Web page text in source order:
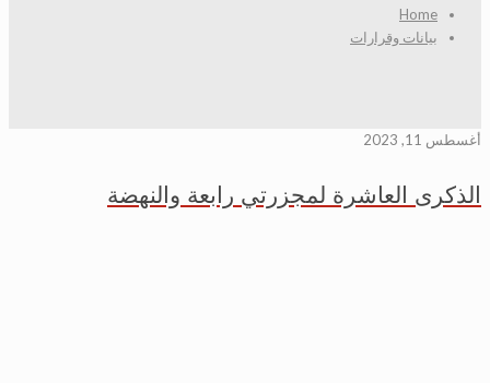
Home
بيانات وقرارات
أغسطس 11, 2023
الذكرى العاشرة لمجزرتي رابعة والنهضة